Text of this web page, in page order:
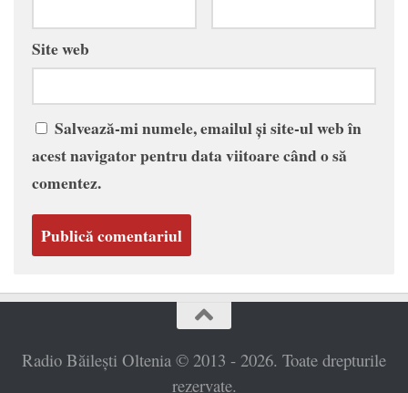
Site web
Salvează-mi numele, emailul și site-ul web în
acest navigator pentru data viitoare când o să
comentez.
Radio Băilești Oltenia © 2013 - 2026. Toate drepturile
rezervate.